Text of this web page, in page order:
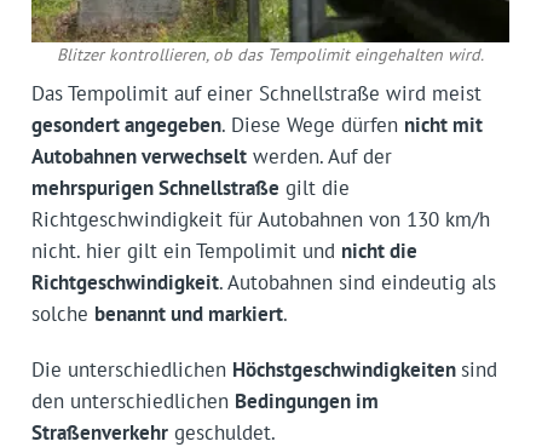
Blitzer kontrollieren, ob das Tempolimit eingehalten wird.
Das Tempolimit auf einer Schnellstraße wird meist
gesondert angegeben. Diese Wege dürfen nicht mit
Autobahnen verwechseltwerden. Auf der
mehrspurigen Schnellstraße gilt die
Richtgeschwindigkeit für Autobahnen von 130 km/h
nicht. hier gilt ein Tempolimit und nicht die
Richtgeschwindigkeit. Autobahnen sind eindeutig als
solche benannt und markiert.
Die unterschiedlichen Höchstgeschwindigkeitensind
den unterschiedlichen Bedingungen im
Straßenverkehrgeschuldet.